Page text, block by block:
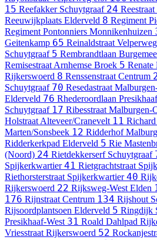
15 Reefakker Schuytgraaf 24 Reestraat
Reeuwijkplaats Elderveld 8 Regiment
Regiment Pontonniers Monnikenhuizen
Geitenkamp 65 Reinaldstraat
Schuytgraaf 5 Rembrandtlaan
RemisestraatArnhemse Broek 5 Renate
Rijkerswoerd 8 Renssenstraat Centrum
Schuytgraaf 70 Resedastraat
Elderveld 76 Rhederoordlaan
Schuytgraaf 17 Ribesstraat Malburgen-
HolstraatAlteveer/Cranevelt 11
Marten/Sonsbeek 12 Ridderhof
Ridderkerkpad Elderveld 5 Rie
(Noord) 24 Rietdekkerserf Schuytgraaf
Spijkerkwartier 41 Rietgrachtstraat
Riethorsterstraat Spijkerkwartier 40
Rijkerswoerd 22 Rijksweg-West Elden
176 Rijnstraat Centrum 134 Rijshout
Rijsoordplantsoen Elderveld 5 Ringdijk
Presikhaaf-West 31 Roald Dahlpad
Vriesstraat Rijkerswoerd 52